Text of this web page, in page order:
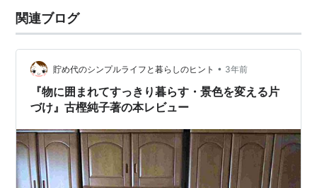
関連ブログ
貯め代のシンプルライフと暮らしのヒント • 3年前
『物に囲まれてすっきり暮らす・景色を変える片
づけ』古樫純子著の本レビュー